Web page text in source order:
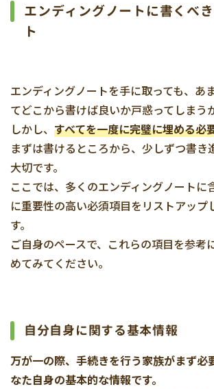
エンディングノートに書くべ
ト
エンディングノートを手に取っても、あ
てどこから書けば良いか戸惑ってしまう
しかし、 すべてを一度に完璧に埋める必
まずは書けるところから、少しずつ書き
大切です。
ここでは、多くのエンディングノートに
に重要性の高い必須項目をリストアップ
す。
ご自身のペースで、これらの項目を参考
めてみてください。
自分自身に関する基本情報
万が一の際、手続きを行う家族がまず必
なた自身の基本的な情報です。